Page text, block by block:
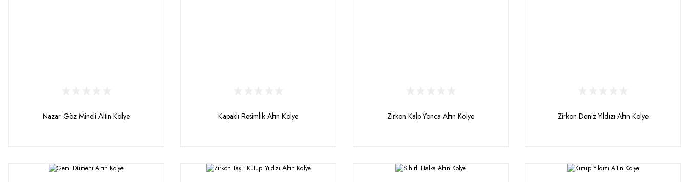
Nazar Göz Mineli Altın Kolye Kapaklı Resimlik Altın Kolye Zirkon Kalp Yonca Altın Kolye Zirkon Deniz Yıldızı Altın Kolye